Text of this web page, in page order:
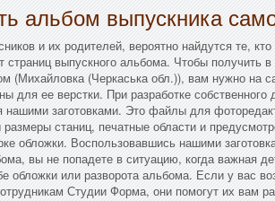
альбом выпускника
и их родителей, вероятно найдутся те,
страниц выпускного альбома. Чтобы получить в
(Михайловка (Черкаська обл.)), вам нужно на
для ее верстки. При разработке собственного
нашими заготовками. Это файлы для
размеры станиц, печатные области и
обложки. Воспользовавшись нашими
вы не попадете в ситуацию, когда важная
обложки или разворота альбома. Если у вас
Студии Форма, они помогут их вам